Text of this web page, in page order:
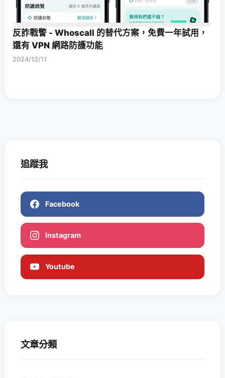
反詐戰警 - Whoscall 的替代方案，免費一年試用，
還有 VPN 網路防護功能
2024/12/11
追蹤我
Facebook
Instagram
Youtube
文章分類